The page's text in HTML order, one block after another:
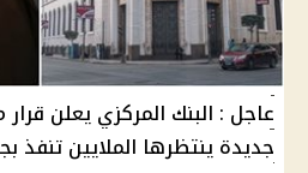
عاجل : البنك المركزي يعلن
جديدة ينتظرها الملايين تنفذ